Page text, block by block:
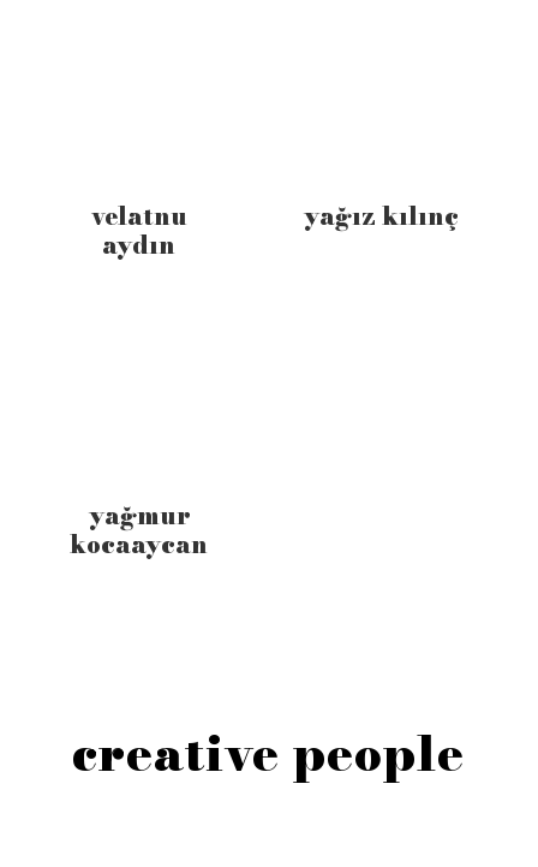
velatnu
aydın
yağız kılınç
yağmur
kocaaycan
creative people